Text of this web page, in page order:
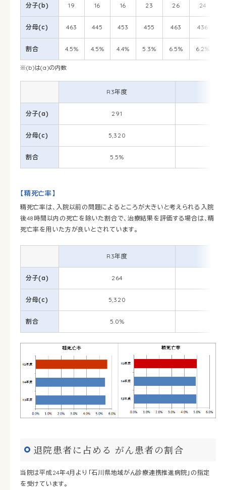
分子(b) 19 16 16 23 26 24
分母(c) 463 445 453 455 463 436
割合 4.5% 4.5% 4.4% 5.3% 6.5% 6.2%
※(b)は(a)の内数
R3年度
分子(a) 291
分母(c) 5,320
割合 5.5%
【精死亡率】
精死亡率は、入院以前の問題によるところが大きいと考えられる入院
後48時間以内の死亡を除いた割合で、治療結果を評価する場合は、精
死亡率を用いた方が良いとされています。
R3年度
分子(a) 264
分母(c) 5,320
割合 5.0%
退院患者に占める がん患者の割合
当院は平成24年4月より「石川県地域がん診療連携推進病院」の指定
を受けています。